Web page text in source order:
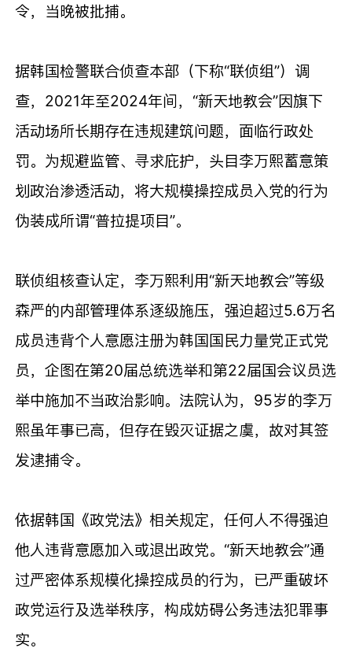
令，当晚被批捕。
据韩国检警联合侦查本部（下称“联侦组”）调
查，2021年至2024年间，“新天地教会”因旗下
活动场所长期存在违规建筑问题，面临行政处
罚。为规避监管、寻求庇护，头目李万熙蓄意策
划政治渗透活动，将大规模操控成员入党的行为
伪装成所谓“普拉提项目”。
联侦组核查认定，李万熙利用“新天地教会”等级
森严的内部管理体系逐级施压，强迫超过5.6万名
成员违背个人意愿注册为韩国国民力量党正式党
员，企图在第20届总统选举和第22届国会议员选
举中施加不当政治影响。法院认为，95岁的李万
熙虽年事已高，但存在毁灭证据之虞，故对其签
发逮捕令。
依据韩国《政党法》相关规定，任何人不得强迫
他人违背意愿加入或退出政党。“新天地教会”通
过严密体系规模化操控成员的行为，已严重破坏
政党运行及选举秩序，构成妨碍公务违法犯罪事
实。